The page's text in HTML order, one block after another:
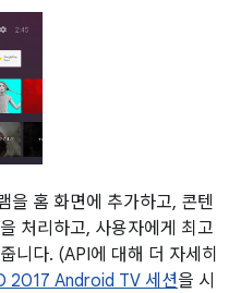
을 홈 화면에 추가하고, 콘텐
처리하고, 사용자에게 최고
니다. (API에 대해 더 자세히
2017 Android TV 세션을 시